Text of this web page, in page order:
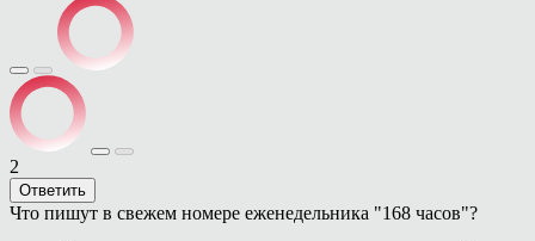
2
Ответить
Что пишут в свежем номере еженедельника "168 часов"?